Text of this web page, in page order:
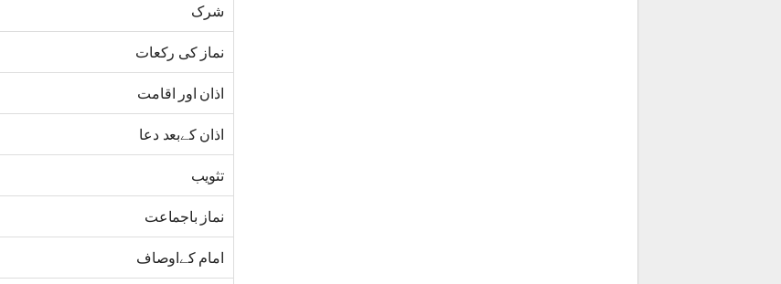
شرک
نماز کی رکعات
اذان اور اقامت
اذان کےبعد دعا
تثویب
نماز باجماعت
امام کےاوصاف